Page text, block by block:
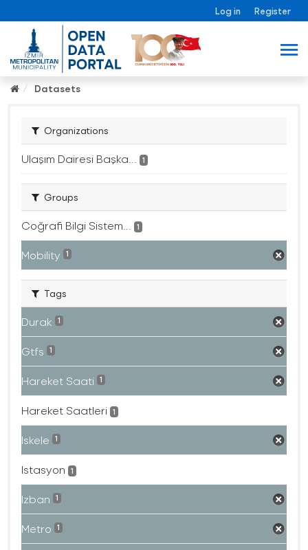
Log in Register
Datasets
Organizations
Ulaşım Dairesi Başka... 1
Groups
Coğrafi Bilgi Sistem... 1
Mobility 1
Tags
Durak 1
Gtfs 1
Hareket Saati 1
Hareket Saatleri 1
Iskele 1
Istasyon 1
Izban 1
Metro 1